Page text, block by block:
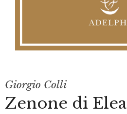
Giorgio Colli
Zenone di Elea